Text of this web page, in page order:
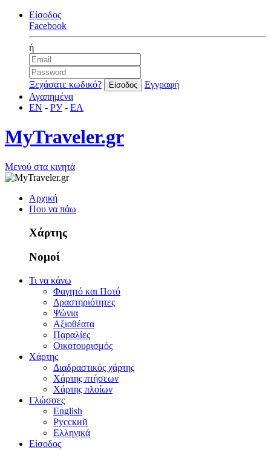
Είσοδος
Facebook
ή
Ξεχάσατε κωδικό?
Εγγραφή
Αγαπημένα
EN - РУ- ΕΛ
MyTraveler.gr
Μενού στα κινητά
Αρχική
Που να πάω
Χάρτης
Νομοί
Τι να κάνω
Φαγητό και Ποτό
Δραστηριότητες
Ψώνια
Αξιοθέατα
Παραλίες
Οικοτουρισμός
Χάρτης
Διαδραστικός χάρτης
Χάρτης πτήσεων
Χάρτης πλοίων
Γλώσσες
English
Русский
Ελληνικά
Είσοδος